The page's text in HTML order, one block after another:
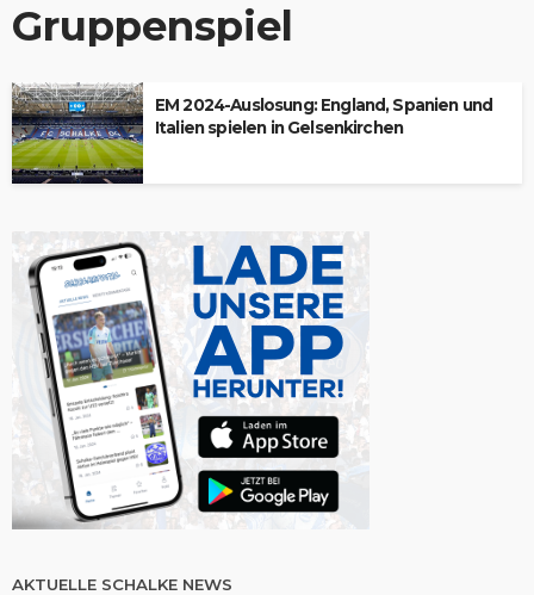
Gruppenspiel
EM 2024-Auslosung: England, Spanien und
Italien spielen in Gelsenkirchen
AKTUELLE SCHALKE NEWS